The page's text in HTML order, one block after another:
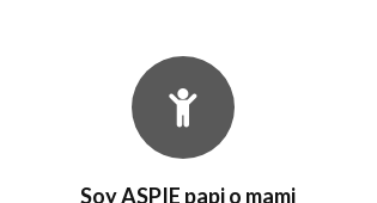
Soy ASPIE papi o mami